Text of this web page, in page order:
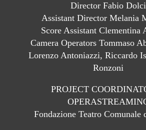
Director Fabio Dolci
Assistant Director Melania
Score Assistant Clementina
Camera Operators Tommaso
Lorenzo Antoniazzi, Riccardo
Ronzoni
PROJECT
Fondazione Teatro Comunale